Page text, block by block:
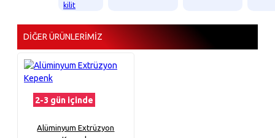
kilit
DIĞER ÜRÜNLERIMIZ
2-3 gün içinde
Alüminyum Extrüzyon